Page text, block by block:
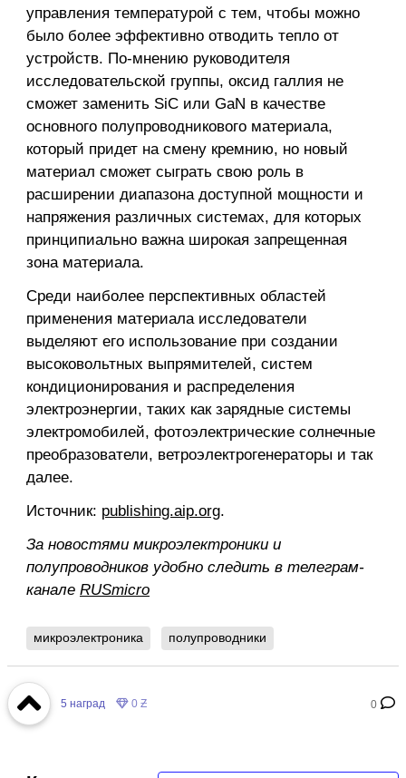
управления температурой с тем, чтобы можно
было более эффективно отводить тепло от
устройств. По-мнению руководителя
исследовательской группы, оксид галлия не
сможет заменить SiC или GaN в качестве
основного полупроводникового материала,
который придет на смену кремнию, но новый
материал сможет сыграть свою роль в
расширении диапазона доступной мощности и
напряжения различных системах, для которых
принципиально важна широкая запрещенная
зона материала.
Среди наиболее перспективных областей
применения материала исследователи
выделяют его использование при создании
высоковольтных выпрямителей, систем
кондиционирования и распределения
электроэнергии, таких как зарядные системы
электромобилей, фотоэлектрические солнечные
преобразователи, ветроэлектрогенераторы и так
далее.
Источник: publishing.aip.org.
За новостями микроэлектроники и
полупроводников удобно следить в телеграм-
канале RUSmicro
микроэлектроника полупроводники
0
5 наград 0 Ƶ